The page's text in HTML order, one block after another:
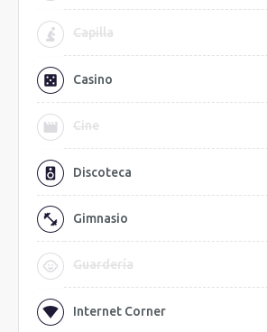
Capilla
Casino
Cine
Discoteca
Gimnasio
Guardería
Internet Corner